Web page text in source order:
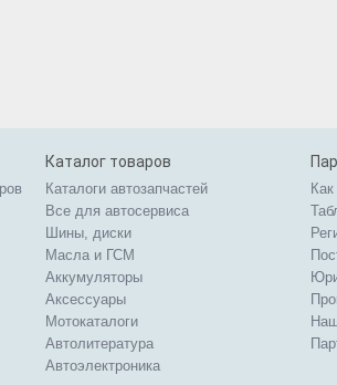
Каталог товаров
Каталоги автозапчастей
Все для автосервиса
Шины, диски
Масла и ГСМ
Аккумуляторы
Аксессуары
Мотокаталоги
Автолитература
Автоэлектроника